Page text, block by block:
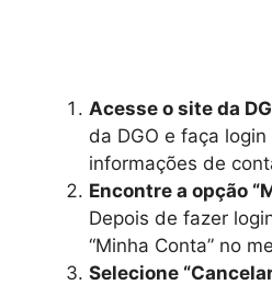
Acesse o site da
da DGO e faça
informações de
Encontre a opção
Depois de fazer
“Minha Conta” no
Selecione